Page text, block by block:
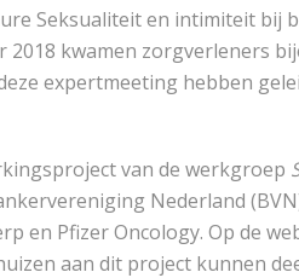
Seksualiteit en intimiteit bij
kwamen zorgverleners
expertmeeting hebben
van de werkgroep
Nederland
en Pfizer Oncology. Op de
aan dit project kunnen